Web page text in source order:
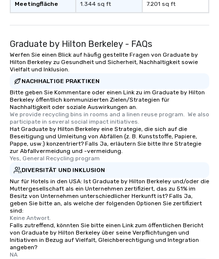
Meetingfläche 1.344 sq ft 7.201 sq ft
Graduate by Hilton Berkeley - FAQs
Werfen Sie einen Blick auf häufig gestellte Fragen von Graduate by
Hilton Berkeley zu Gesundheit und Sicherheit, Nachhaltigkeit sowie
Vielfalt und Inklusion.
NACHHALTIGE PRAKTIKEN
Bitte geben Sie Kommentare oder einen Link zu im Graduate by Hilton
Berkeley öffentlich kommunizierten Zielen/Strategien für
Nachhaltigkeit oder soziale Auswirkungen an.
We provide recycling bins in rooms and a linen reuse program.  We also
participate in several social impact initiatives.
Hat Graduate by Hilton Berkeley eine Strategie, die sich auf die
Beseitigung und Umleitung von Abfällen (z. B. Kunststoffe, Papiere,
Pappe, usw.) konzentriert? Falls Ja, erläutern Sie bitte Ihre Strategie
zur Abfallvermeidung und -vermeidung.
Yes, General Recycling program
DIVERSITÄT UND INKLUSION
Nur für Hotels in den USA: Ist Graduate by Hilton Berkeley und/oder die
Muttergesellschaft als ein Unternehmen zertifiziert, das zu 51% im
Besitz von Unternehmen unterschiedlicher Herkunft ist? Falls Ja,
geben Sie bitte an, als welche der folgenden Optionen Sie zertifiziert
sind:
Keine Antwort.
Falls zutreffend, könnten Sie bitte einen Link zum öffentlichen Bericht
von Graduate by Hilton Berkeley über seine Verpflichtungen und
Initiativen in Bezug auf Vielfalt, Gleichberechtigung und Integration
angeben?
NA